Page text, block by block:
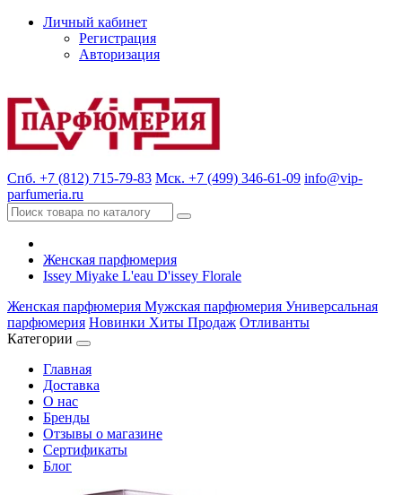
Личный кабинет
Регистрация
Авторизация
Спб. +7 (812) 715-79-83 Мск. +7 (499) 346-61-09 info@vip-
parfumeria.ru
Женская парфюмерия
Issey Miyake L'eau D'issey Florale
Женская парфюмерия Мужская парфюмерия Универсальная
парфюмерия Новинки Хиты Продаж Отливанты
Категории
Главная
Доставка
О нас
Бренды
Отзывы о магазине
Сертификаты
Блог